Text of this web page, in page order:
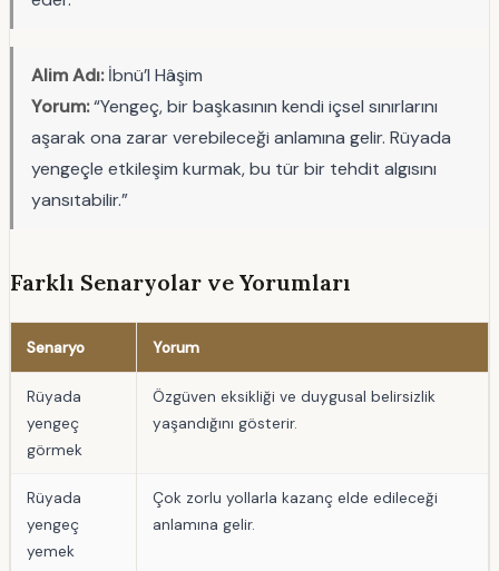
Alim Adı:İbnü’l Hâşim
Yorum:“Yengeç, bir başkasının kendi içsel sınırlarını
aşarak ona zarar verebileceği anlamına gelir. Rüyada
yengeçle etkileşim kurmak, bu tür bir tehdit algısını
yansıtabilir.”
Farklı Senaryolar ve Yorumları
Senaryo Yorum
Rüyada
yengeç
görmek
Özgüven eksikliği ve duygusal belirsizlik
yaşandığını gösterir.
Rüyada
yengeç
yemek
Çok zorlu yollarla kazanç elde edileceği
anlamına gelir.